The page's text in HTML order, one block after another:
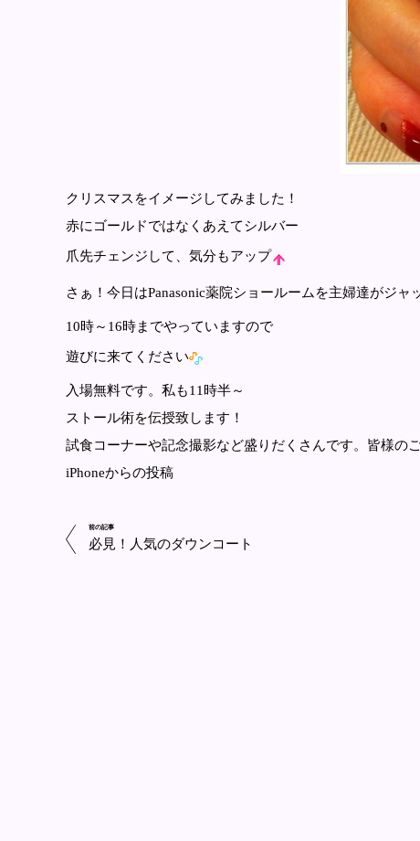
クリスマスをイメージしてみました！
赤にゴールドではなくあえてシルバー
爪先チェンジして、気分もアップ
さぁ！今日はPanasonic薬院ショールームを主婦達がジャ
10時～16時までやっていますので
遊びに来てください
入場無料です。私も11時半～
ストール術を伝授致します！
試食コーナーや記念撮影など盛りだくさんです。皆様の
iPhoneからの投稿
前の記事
必見！人気のダウンコート